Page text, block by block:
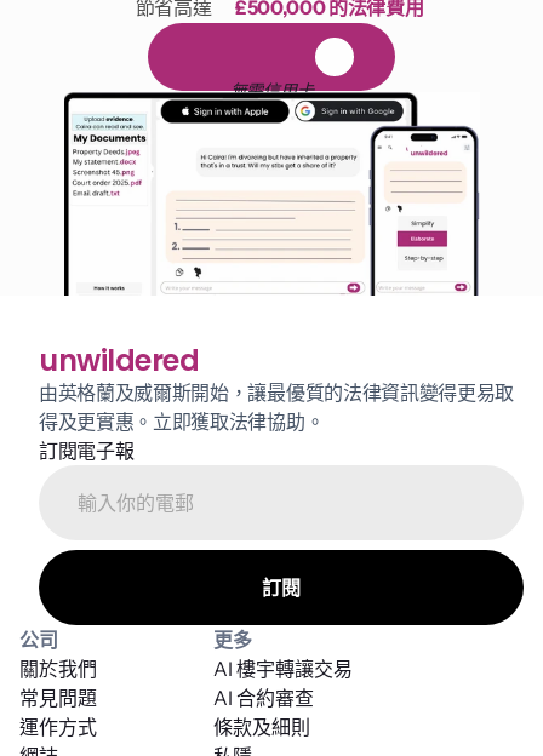
1,000 小時的閱讀
節省高達 £500,000 的法律費用
無需信用卡
unwildered
由英格蘭及威爾斯開始，讓最優質的法律資訊變得更易取
得及更實惠。立即獲取法律協助。
訂閱電子報
公司
關於我們
常見問題
運作方式
更多
條款及細則
AI 合約審查
AI 樓宇轉讓交易